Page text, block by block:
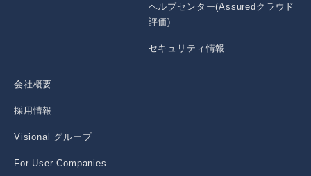
ヘルプセンター(Assuredクラウド
評価)
セキュリティ情報
会社概要
採用情報
Visional グループ
For User Companies